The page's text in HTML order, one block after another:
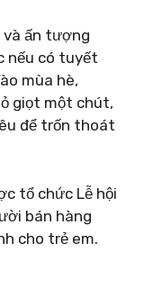
ấn tượng
nếu có tuyết
mùa hè,
giọt một chút,
để trốn thoát
tổ chức Lễ hội
bán hàng
cho trẻ em.